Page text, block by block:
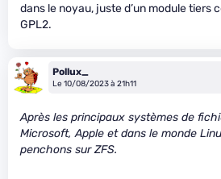
dans le noyau, juste d’un module tiers
GPL2.
Pollux_
Le 10/08/2023 à 21h11
Après les principaux systèmes de
Microsoft, Apple et dans le monde
penchons sur ZFS.